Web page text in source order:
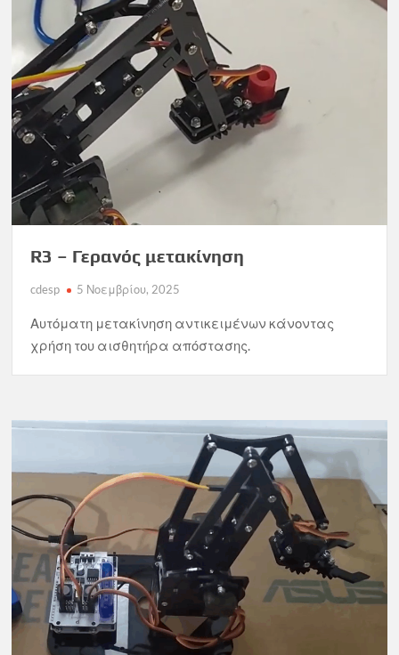
R3 – Γερανός μετακίνηση
cdesp 5 Νοεμβρίου, 2025
Αυτόματη μετακίνηση αντικειμένων κάνοντας
χρήση του αισθητήρα απόστασης.